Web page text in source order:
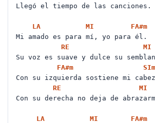
Llegó el tiempo de las canciones.
LA MI FA#m
Mi amado es para mí, yo para él.
RE
MI
Su voz es suave y dulce su
FA#m SIm
Con su izquierda sostiene mi
RE
MI
Con su derecha no deja de
LA MI FA#m